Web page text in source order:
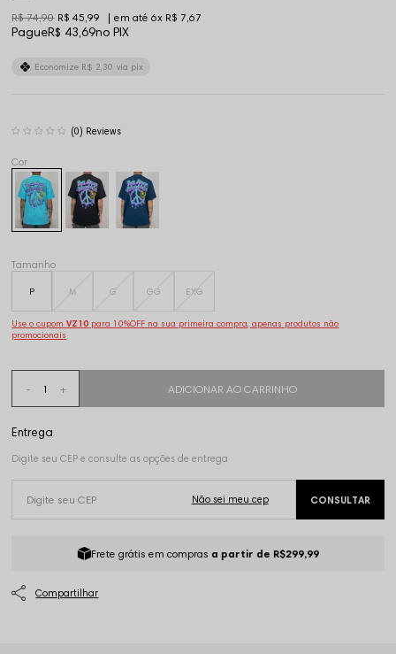
PagueR$ 43,69no PIX
R$ 74,90 R$ 45,99 6x R$ 7,67
Economize R$ 2,30 via pix
(0)
Tamanho
P M G GG EXG
Use o cupomVZ10 para 10%OFF na sua primeira compra, apenas produtos não
promocionais
Frete grátis em compras a partir de R$299,99